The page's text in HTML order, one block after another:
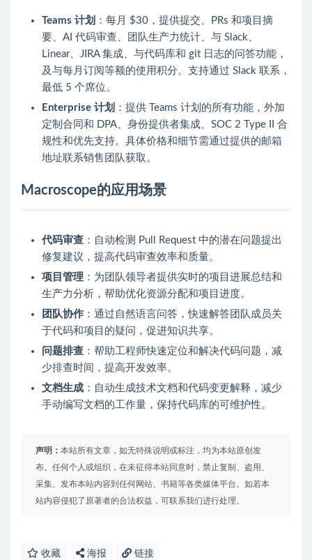
Teams 计划 ：每月 $30，提供提交、PRs 和项目摘
要、AI 代码审查、团队生产力统计、与 Slack、
Linear、JIRA 集成、与代码库和 git 日志的问答功能，
及与每月订阅等额的使用积分。支持通过 Slack 联系，
最低 5 个席位。
Enterprise 计划 ：提供 Teams 计划的所有功能，外加
定制合同和 DPA、身份提供者集成、SOC 2 Type II 合
规性和优先支持。具体价格和细节需通过提供的邮箱
地址联系销售团队获取。
Macroscope的应用场景
代码审查 ：自动检测 Pull Request 中的潜在问题提出
修复建议，提高代码审查效率和质量。
项目管理 ：为团队领导者提供实时的项目进展总结和
生产力分析，帮助优化资源分配和项目进度。
团队协作 ：通过自然语言问答，快速解答团队成员关
于代码和项目的疑问，促进知识共享。
问题排查 ：帮助工程师快速定位和解决代码问题，减
少排查时间，提高开发效率。
文档生成 ：自动生成技术文档和代码变更解释，减少
手动编写文档的工作量，保持代码库的可维护性。
声明： 本站所有文章，如无特殊说明或标注，均为本站原创发
布。任何个人或组织，在未征得本站同意时，禁止复制、盗用、
采集、发布本站内容到任何网站、书籍等各类媒体平台。如若本
站内容侵犯了原著者的合法权益，可联系我们进行处理。
收藏 海报 链接